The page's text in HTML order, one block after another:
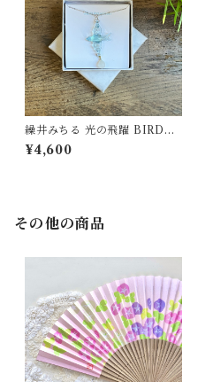
繰井みちる 光の飛躍 BIRD&E
GGプチネックレス
¥4,600
その他の商品